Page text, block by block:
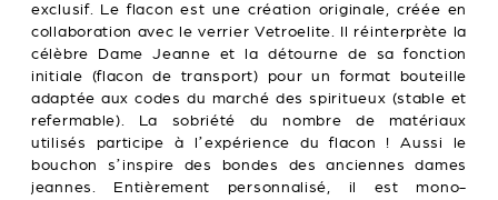
exclusif. Le flacon est une création originale, créée en
collaboration avec le verrier Vetroelite. Il réinterprète la
célèbre Dame Jeanne et la détourne de sa fonction
initiale (flacon de transport) pour un format bouteille
adaptée aux codes du marché des spiritueux (stable et
refermable). La sobriété du nombre de matériaux
utilisés participe à l’expérience du flacon ! Aussi le
bouchon s’inspire des bondes des anciennes dames
jeannes. Entièrement personnalisé, il est mono-